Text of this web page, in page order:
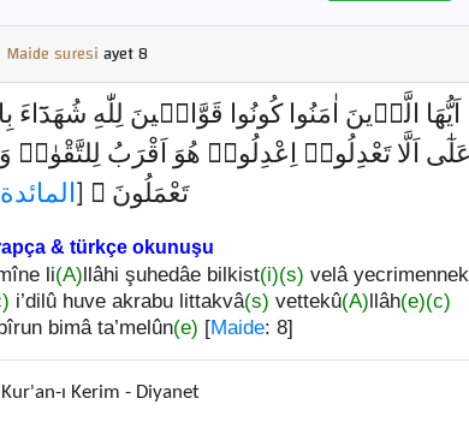
Maide suresiayet8
اَيُّهَا الَّذ۪ينَ اٰمَنُوا كُونُوا قَوَّام۪ينَ لِلّٰهِ
عَلٰٓى اَلَّا تَعْدِلُواۜ اِعْدِلُوا۠ هُوَ اَقْرَبُ لِلتَّقْوٰىۘ
تَعْمَلُونَ ﴾ [ المائدة
& türkçe okunuşu
li(A)llâhi şuhedâe bilkist(i)(s) velâ
i’dilû huve akrabu littakvâ(s) vettekû(A)llâh(e)(c)
bimâ ta’melûn(e) [Maide: 8]
ı Kerim - Diyanet